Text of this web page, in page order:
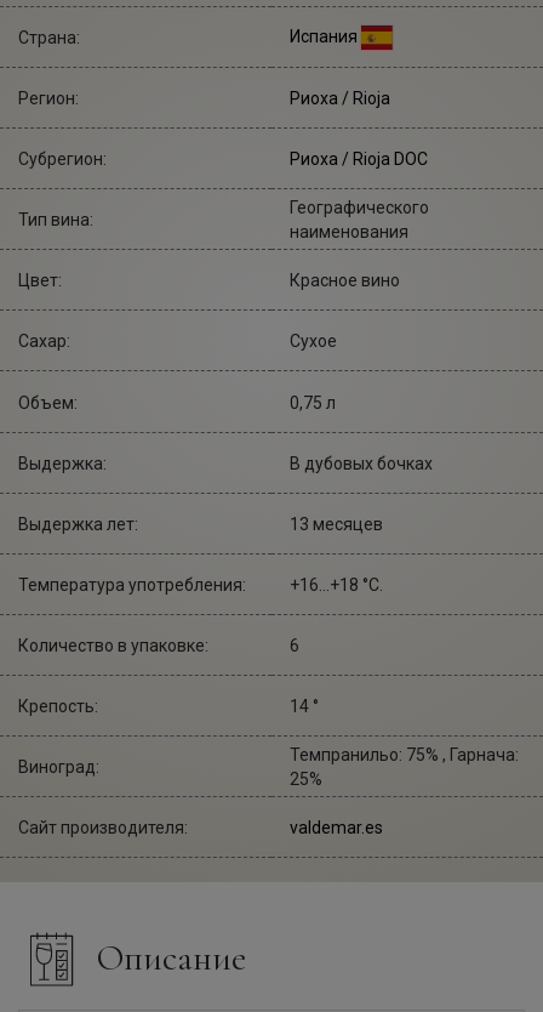
Страна: Испания
Регион: Риоха / Rioja
Субрегион: Риоха / Rioja DOC
Тип вина:
Географического
наименования
Цвет: Красное вино
Сахар: Сухое
Объем: 0,75 л
Выдержка: В дубовых бочках
Выдержка лет: 13 месяцев
Температура употребления: +16...+18 °С.
Количество в упаковке: 6
Крепость: 14 °
Виноград:
Темпранильо: 75% , Гарнача:
25%
Сайт производителя: valdemar.es
Описание